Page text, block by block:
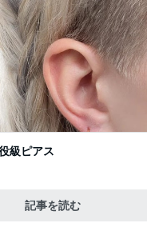
級ピアス
記事を読む